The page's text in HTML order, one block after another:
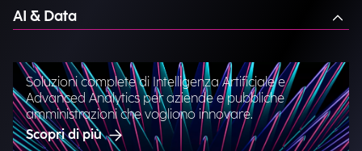
AI & Data
Soluzioni complete di Intelligenza Artificiale e
Advanced Analytics per aziende e pubbliche
amministrazioni che vogliono innovare.
Scopri di più